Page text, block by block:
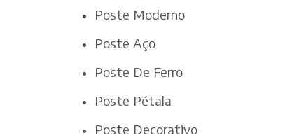
Poste Moderno
Poste Aço
Poste De Ferro
Poste Pétala
Poste Decorativo